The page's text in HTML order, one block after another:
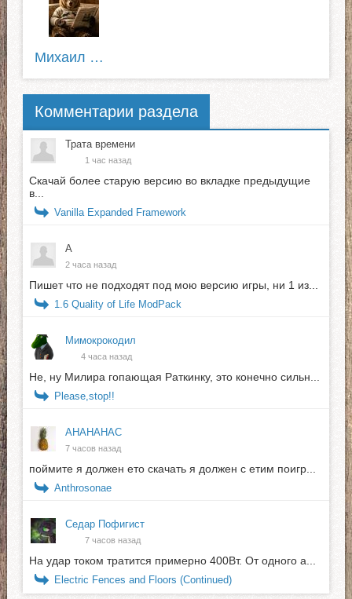
Михаил Пирожков
Комментарии раздела
Трата времени
1 час назад
Скачай более старую версию во вкладке предыдущие
в...
Vanilla Expanded Framework
А
2 часа назад
Пишет что не подходят под мою версию игры, ни 1 из...
1.6 Quality of Life ModPack
Мимокрокодил
4 часа назад
Не, ну Милира гопающая Раткинку, это конечно сильн...
Please,stop!!
АНАНАНАС
7 часов назад
поймите я должен ето скачать я должен с етим поигр...
Anthrosonae
Седар Пофигист
7 часов назад
На удар током тратится примерно 400Вт. От одного а...
Electric Fences and Floors (Continued)